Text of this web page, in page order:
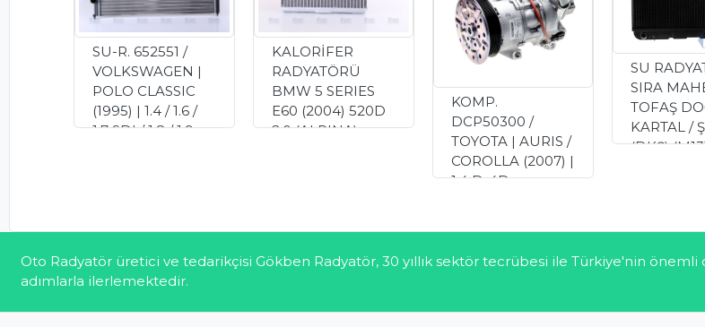
SU-R. 652551 /
VOLKSWAGEN |
POLO CLASSIC
(1995) | 1.4 / 1.6 /
1.7 SDI / 1.8 / 1.9
KALORİFER
RADYATÖRÜ
BMW 5 SERIES
E60 (2004) 520D
2.0 (ALPINA)
KOMP.
DCP50300 /
TOYOTA | AURIS /
COROLLA (2007) |
1.4 D-4D
SU
SIRA
TOFAŞ
KARTAL /
(DKŞ)
SÜPER)
Oto Radyatör üretici ve tedarikçisi Gökben Radyatör, 30 yıllık sektör tecrübesi ile Türkiye'nin
adımlarla ilerlemektedir.